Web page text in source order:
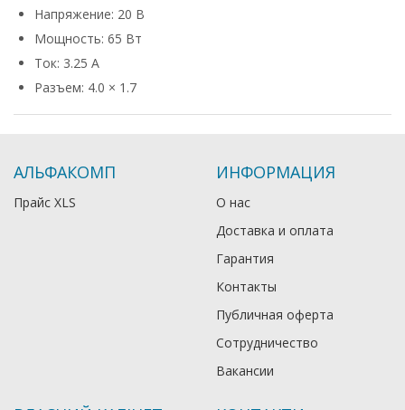
Напряжение: 20 В
Мощность: 65 Вт
Ток: 3.25 А
Разъем: 4.0 × 1.7
АЛЬФАКОМП
Прайс XLS
ИНФОРМАЦИЯ
О нас
Доставка и оплата
Гарантия
Контакты
Публичная оферта
Сотрудничество
Вакансии